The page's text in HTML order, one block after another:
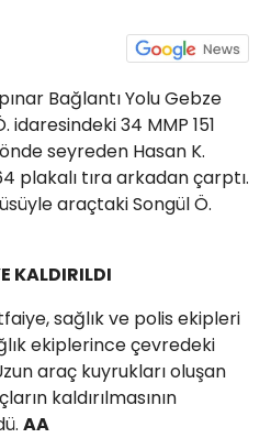
Bağlantı Yolu Gebze
34 MMP 151
seyreden Hasan K.
plakalı tıra arkadan çarptı.
araçtaki Songül Ö.
KALDIRILDI
sağlık ve polis ekipleri
ekiplerince çevredeki
araç kuyrukları oluşan
kaldırılmasının
AA
02624132333
haber@golcukpostasi.com